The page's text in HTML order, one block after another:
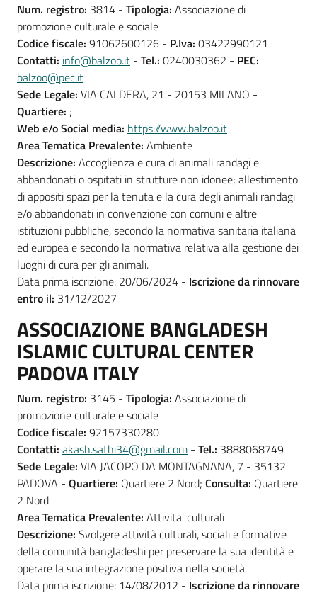
Num. registro: 3814 - Tipologia: Associazione di
promozione culturale e sociale
Codice fiscale: 91062600126 - P.Iva: 03422990121
Contatti: info@balzoo.it - Tel.: 0240030362 - PEC:
balzoo@pec.it
Sede Legale: VIA CALDERA, 21 - 20153 MILANO -
Quartiere: ;
Web e/o Social media: https://www.balzoo.it
Area Tematica Prevalente: Ambiente
Descrizione: Accoglienza e cura di animali randagi e
abbandonati o ospitati in strutture non idonee; allestimento
di appositi spazi per la tenuta e la cura degli animali randagi
e/o abbandonati in convenzione con comuni e altre
istituzioni pubbliche, secondo la normativa sanitaria italiana
ed europea e secondo la normativa relativa alla gestione dei
luoghi di cura per gli animali.
Data prima iscrizione: 20/06/2024 - Iscrizione da rinnovare
entro il: 31/12/2027
ASSOCIAZIONE BANGLADESH
ISLAMIC CULTURAL CENTER
PADOVA ITALY
Num. registro: 3145 - Tipologia: Associazione di
promozione culturale e sociale
Codice fiscale: 92157330280
Contatti: akash.sathi34@gmail.com - Tel.: 3888068749
Sede Legale: VIA JACOPO DA MONTAGNANA, 7 - 35132
PADOVA - Quartiere: Quartiere 2 Nord; Consulta: Quartiere
2 Nord
Area Tematica Prevalente: Attivita' culturali
Descrizione: Svolgere attività culturali, sociali e formative
della comunità bangladeshi per preservare la sua identità e
operare la sua integrazione positiva nella società.
Data prima iscrizione: 14/08/2012 - Iscrizione da rinnovare